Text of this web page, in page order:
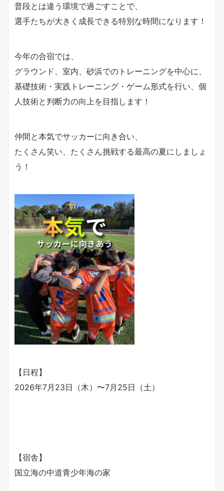
普段とは違う環境で過ごすことで、
選手たちが大きく成長できる特別な時間になります！
今年の合宿では、
グラウンド、室内、砂浜でのトレーニングを中心に、
基礎技術・実践トレーニング・ゲーム形式を行い、個
人技術と判断力の向上を目指します！
仲間と本気でサッカーに向き合い、
たくさん笑い、たくさん挑戦する最高の夏にしましょ
う！
【日程】
2026年7月23日（木）〜7月25日（土）
【宿舎】
国立海の中道青少年海の家